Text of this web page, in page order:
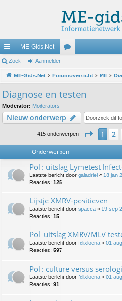
ne
lle
lin
ks
ME-Gids.Net
u
Zoek Aanmelden
ME-Gids.Net Forumoverzicht ME
Diagnose en testen
Moderator: Moderators
Nieuw onderwerp
415 onderwerpen Pagina
1 2
Onderwerpen
Poll: uitslag Lymetest
Laatste bericht door galadriel « 18 jan
Reacties: 125
Lijstje XMRV-positieven
Laatste bericht door spacca « 19 sep
Reacties: 15
Poll uitslag XMRV/MLV
Laatste bericht door felixloena « 01
Reacties: 597
Poll: culture versus
Laatste bericht door felixloena « 01
Reacties: 91